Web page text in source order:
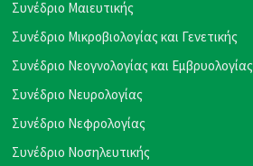
Συνέδριο Μαιευτικής
Συνέδριο Μικροβιολογίας και Γενετικής
Συνέδριο Νεογνολογίας και Εμβρυολογίας
Συνέδριο Νευρολογίας
Συνέδριο Νεφρολογίας
Συνέδριο Νοσηλευτικής